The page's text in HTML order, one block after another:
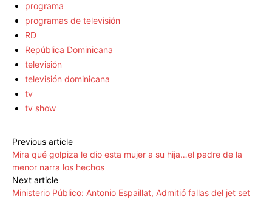
programa
programas de televisión
RD
República Dominicana
televisión
televisión dominicana
tv
tv show
Previous article
Mira qué golpiza le dio esta mujer a su hija…el padre de la
menor narra los hechos
Next article
Ministerio Público: Antonio Espaillat, Admitió fallas del jet set